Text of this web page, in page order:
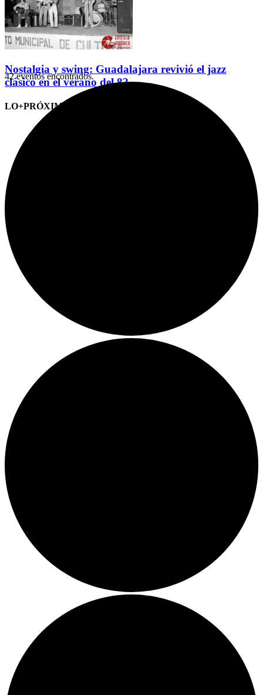
Nostalgia y swing: Guadalajara revivió el jazz
clásico en el verano del 82
LO+PRÓXIMO (CITAS)
42 eventos encontrados.